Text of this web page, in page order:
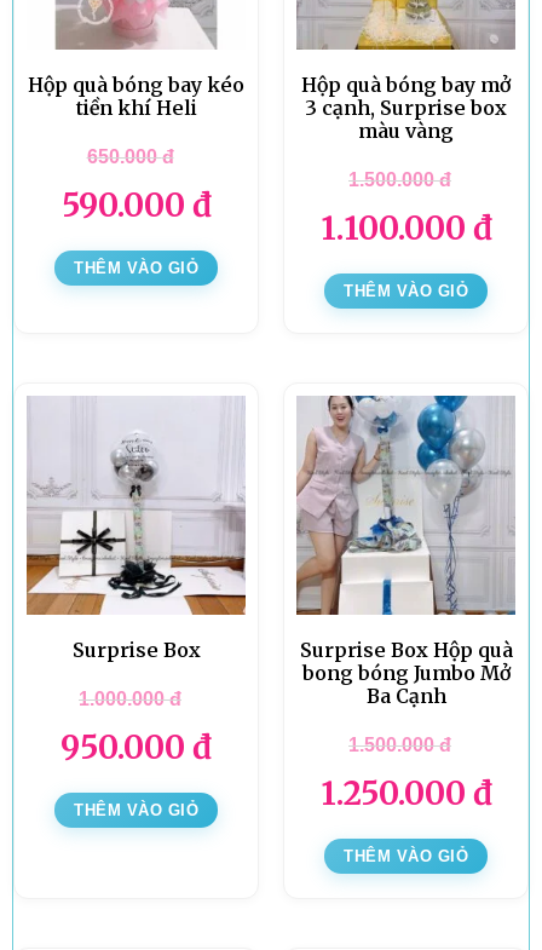
Hộp quà bóng bay kéo
tiền khí Heli
650.000đ
590.000 đ
THÊM VÀO GIỎ
Hộp quà bóng bay mở
3 cạnh, Surprise box
màu vàng
1.500.000đ
1.100.000 đ
THÊM VÀO GIỎ
Surprise Box
1.000.000đ
950.000 đ
THÊM VÀO GIỎ
Surprise Box Hộp quà
bong bóng Jumbo Mở
Ba Cạnh
1.500.000đ
1.250.000 đ
THÊM VÀO GIỎ